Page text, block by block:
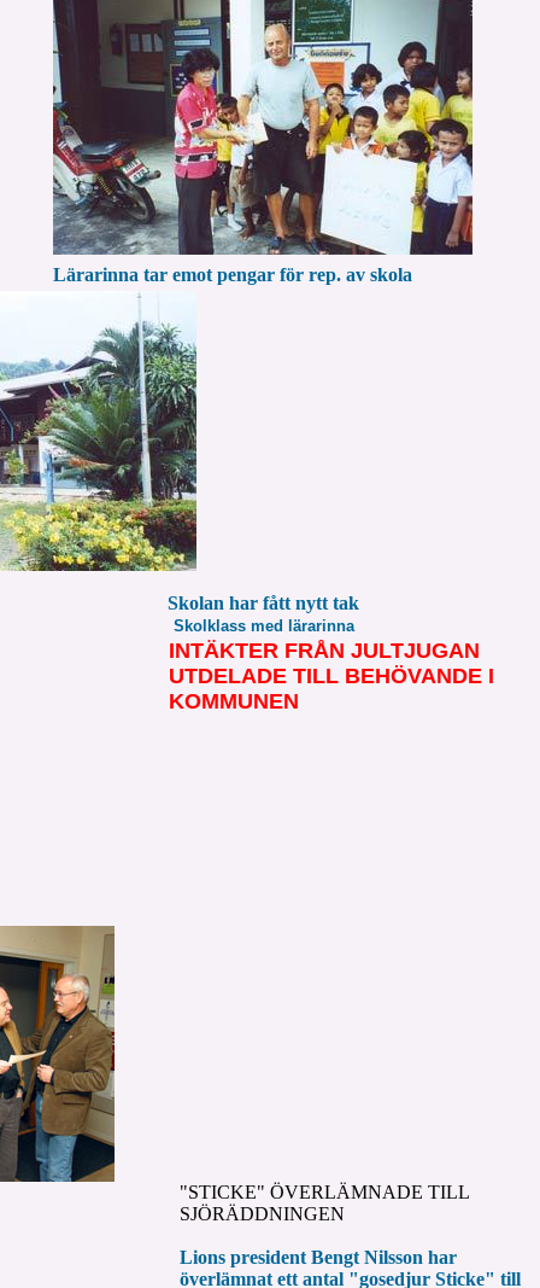
Lärarinna tar emot pengar för rep. av skola
Skolan har fått nytt tak
Skolklass med lärarinna
INTÄKTER FRÅN JULTJUGAN
UTDELADE TILL BEHÖVANDE I
KOMMUNEN
"STICKE" ÖVERLÄMNADE TILL
SJÖRÄDDNINGEN
Lions president Bengt Nilsson har
överlämnat ett antal "gosedjur Sticke" till